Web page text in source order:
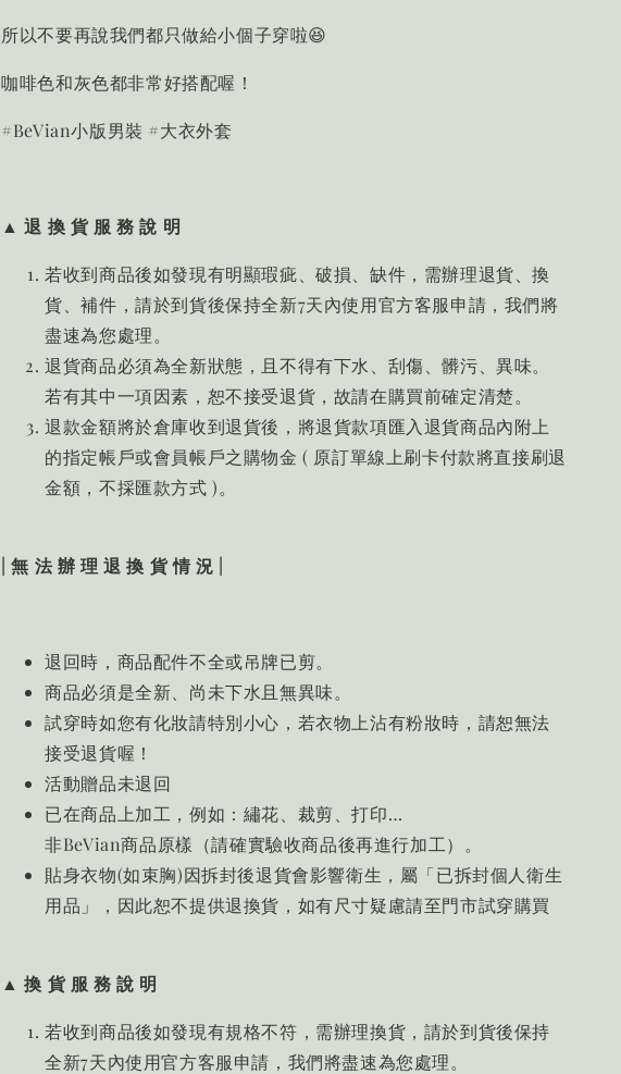
所以不要再說我們都只做給小個子穿啦😆
咖啡色和灰色都非常好搭配喔！
#BeVian小版男裝 #大衣外套
▲ 退 換 貨 服 務 說 明
若收到商品後如發現有明顯瑕疵、破損、缺件，需辦理退貨、換
貨、補件，請於到貨後保持全新7天內使用官方客服申請，我們將
盡速為您處理。
退貨商品必須為全新狀態，且不得有下水、刮傷、髒污、異味。
若有其中一項因素，恕不接受退貨，故請在購買前確定清楚。
退款金額將於倉庫收到退貨後，將退貨款項匯入退貨商品內附上
的指定帳戶或會員帳戶之購物金 ( 原訂單線上刷卡付款將直接刷退
金額，不採匯款方式 )。
| 無 法 辦 理 退 換 貨 情 況 |
退回時，商品配件不全或吊牌已剪。
商品必須是全新、尚未下水且無異味。
試穿時如您有化妝請特別小心，若衣物上沾有粉妝時，請恕無法
接受退貨喔！
活動贈品未退回
已在商品上加工，例如：繡花、裁剪、打印…
非BeVian商品原樣（請確實驗收商品後再進行加工）。
貼身衣物(如束胸)因拆封後退貨會影響衛生，屬「已拆封個人衛生
用品」，因此恕不提供退換貨，如有尺寸疑慮請至門市試穿購買
▲ 換 貨 服 務 說 明
若收到商品後如發現有規格不符，需辦理換貨，請於到貨後保持
全新7天內使用官方客服申請，我們將盡速為您處理。